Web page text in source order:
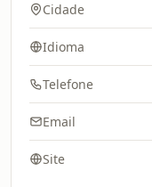
Cidade
Idioma
Telefone
Email
Site